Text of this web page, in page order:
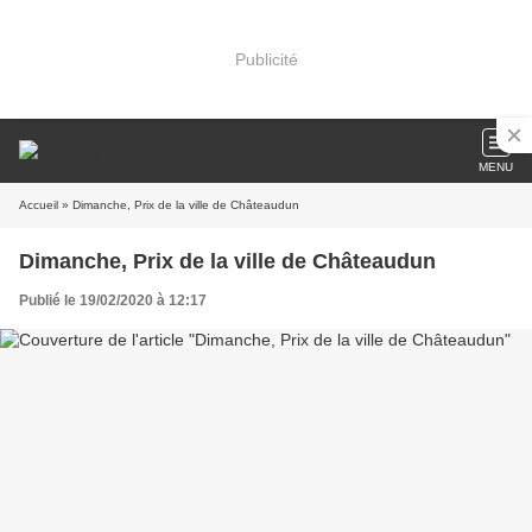
Publicité
MENU
Accueil » Dimanche, Prix de la ville de Châteaudun
Dimanche, Prix de la ville de Châteaudun
Publié le 19/02/2020 à 12:17